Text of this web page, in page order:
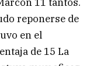
reponerse de
en el
de 15 La